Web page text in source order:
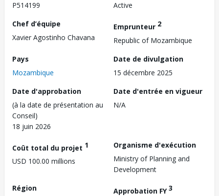
P514199
Active
Chef d’équipe
Xavier Agostinho Chavana
Emprunteur 2
Republic of Mozambique
Pays
Mozambique
Date de divulgation
15 décembre 2025
Date d'approbation
(à la date de présentation au
Conseil)
18 juin 2026
Date d'entrée en vigueur
N/A
Coût total du projet 1
USD 100.00 millions
Organisme d'exécution
Ministry of Planning and
Development
Région
Approbation FY3